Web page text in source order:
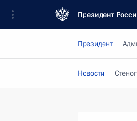
Президент
Президент
Новости